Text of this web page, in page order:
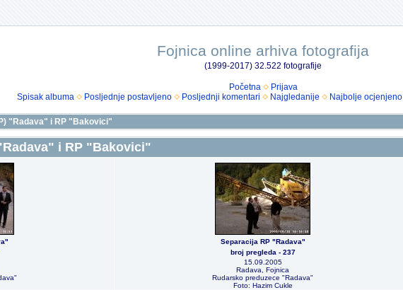
Fojnica online arhiva fotografija
(1999-2017) 32.522 fotografije
Početna
Prijava
Spisak albuma
Posljednje postavljeno Posljednji komentari Najgledanije Najbolje ocjenjeno
"Radava" i RP "Bakovici"
i RP "Bakovici"
Separacija RP "Radava"
broj pregleda - 237
15.09.2005
Radava, Fojnica
Rudarsko preduzece "Radava"
Foto: Hazim Cukle